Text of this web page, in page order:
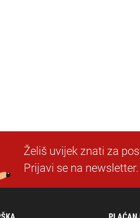
Želiš uvijek znati za
Prijavi se na newsletter.